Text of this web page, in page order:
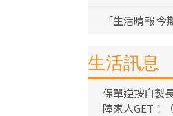
「生活晴報 今
生活訊息
保單逆按自製
障家人GET！